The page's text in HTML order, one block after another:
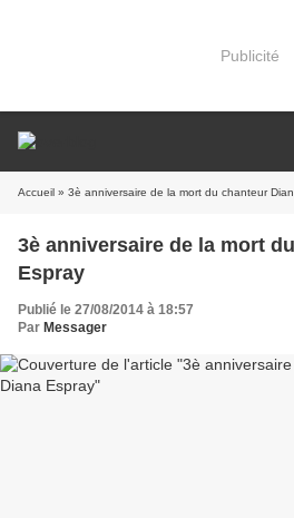
Publicité
Accueil » 3è anniversaire de la mort du chanteur
3è anniversaire de la mort
Espray
Publié le 27/08/2014 à 18:57
Par Messager